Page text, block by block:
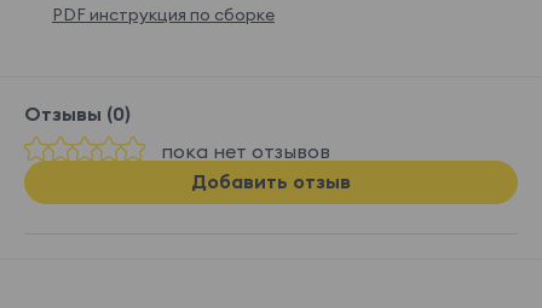
PDF инструкция по сборке
Отзывы (0)
пока нет отзывов
Добавить отзыв